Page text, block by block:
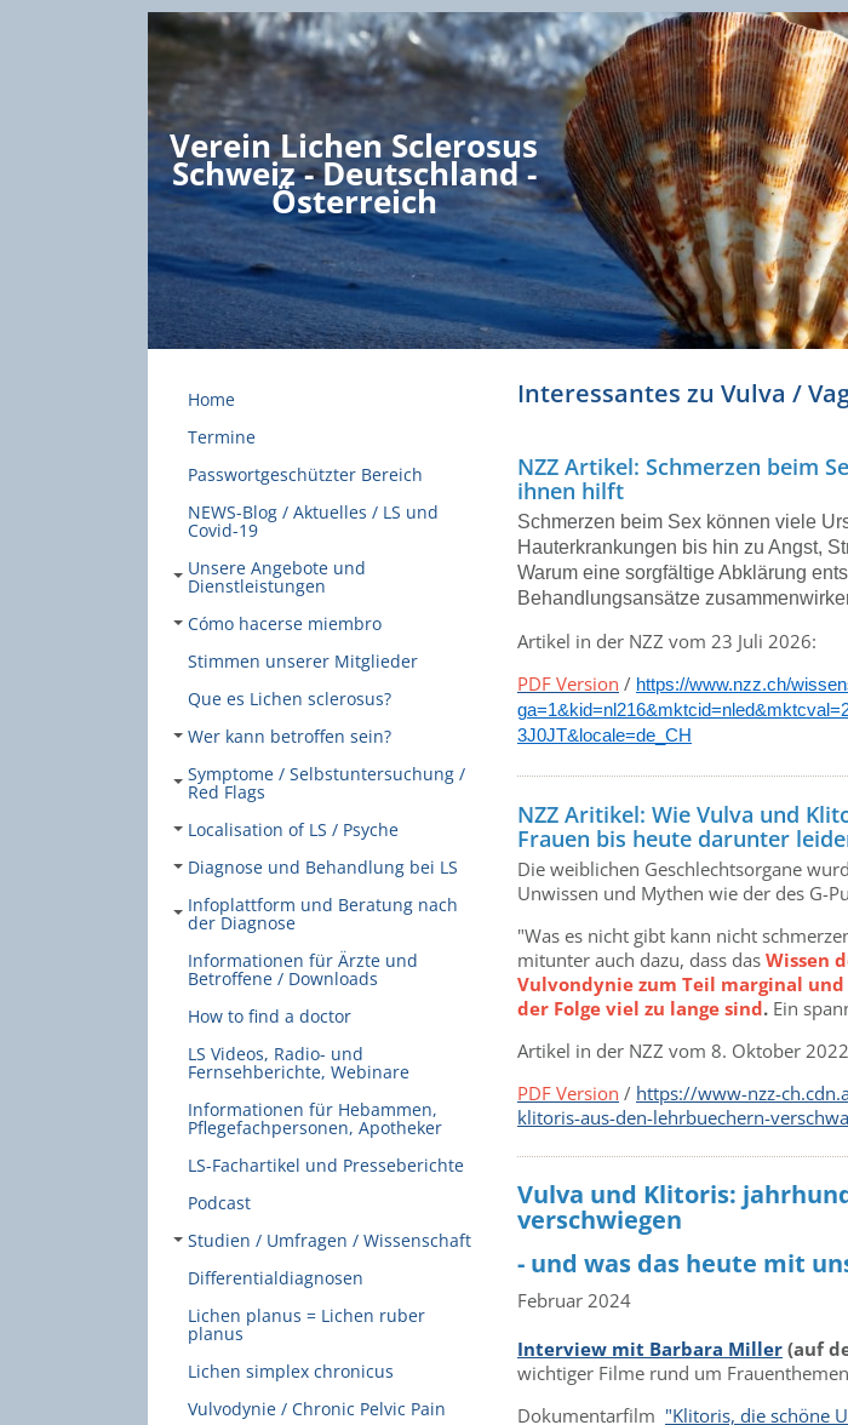
Verein Lichen Sclerosus
Schweiz - Deutschland -
Österreich
Home
Termine
Passwortgeschützter Bereich
NEWS-Blog / Aktuelles / LS und
Covid-19
Unsere Angebote und
Dienstleistungen
Cómo hacerse miembro
Stimmen unserer Mitglieder
Que es Lichen sclerosus?
Wer kann betroffen sein?
Symptome / Selbstuntersuchung /
Red Flags
Localisation of LS / Psyche
Diagnose und Behandlung bei LS
Infoplattform und Beratung nach
der Diagnose
Informationen für Ärzte und
Betroffene / Downloads
How to find a doctor
LS Videos, Radio- und
Fernsehberichte, Webinare
Informationen für Hebammen,
Pflegefachpersonen, Apotheker
LS-Fachartikel und Presseberichte
Podcast
Studien / Umfragen / Wissenschaft
Differentialdiagnosen
Lichen planus = Lichen ruber
planus
Lichen simplex chronicus
Vulvodynie / Chronic Pelvic Pain
Interessantes zu Vulva /
NZZ Artikel: Schmerzen beim
ihnen hilft
Schmerzen beim Sex können viele
Hauterkrankungen bis hin zu Angst,
Warum eine sorgfältige Abklärung
Behandlungsansätze
Artikel in der NZZ vom 23 Juli 2026:
PDF Version / https://www.nzz.ch/
3J0JT&locale=de_CH
NZZ Aritikel: Wie Vulva und
Frauen bis heute darunter
Die weiblichen Geschlechtsorgane
Unwissen und Mythen wie der des G-
"Was es nicht gibt kann nicht
mitunter auch dazu, dass das Wissen
Vulvondynie zum Teil marginal
der Folge viel zu lange sind. Ein
Artikel in der NZZ vom 8. Oktober
PDF Version / https://www-nzz-
klitoris-aus-den-lehrbuechern-
Vulva und Klitoris:
verschwiegen
- und was das heute mit
Februar 2024
Interview mit Barbara Miller (auf
wichtiger Filme rund um
Dokumentarfilm "Klitoris, die schöne